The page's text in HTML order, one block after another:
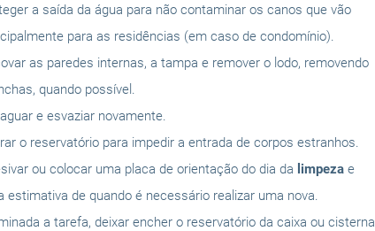
a saída da água para não contaminar os canos que vão
para as residências (em caso de condomínio).
as paredes internas, a tampa e remover o lodo, removendo
quando possível.
e esvaziar novamente.
o reservatório para impedir a entrada de corpos estranhos.
ou colocar uma placa de orientação do dia da limpeza e
estimativa de quando é necessário realizar uma nova.
a tarefa, deixar encher o reservatório da caixa ou cisterna